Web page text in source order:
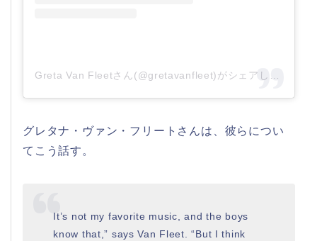
グレタナ・ヴァン・フリートさんは、彼らについ
てこう話す。
It’s not my favorite music, and the boys
know that,” says Van Fleet. “But I think